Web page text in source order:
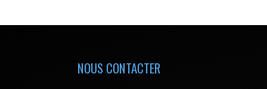
NOUS CONTACTER